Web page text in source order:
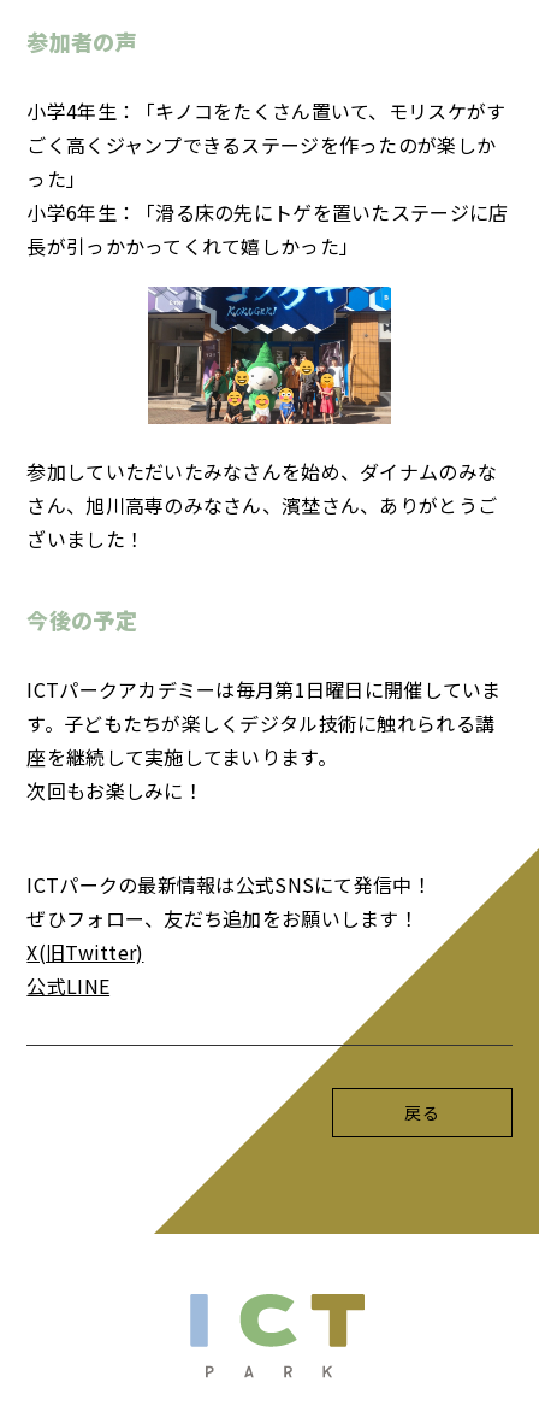
参加者の声
小学4年生：「キノコをたくさん置いて、モリスケがす
ごく高くジャンプできるステージを作ったのが楽しか
った」
小学6年生：「滑る床の先にトゲを置いたステージに店
長が引っかかってくれて嬉しかった」
参加していただいたみなさんを始め、ダイナムのみな
さん、旭川高専のみなさん、濱埜さん、ありがとうご
ざいました！
今後の予定
ICTパークアカデミーは毎月第1日曜日に開催していま
す。子どもたちが楽しくデジタル技術に触れられる講
座を継続して実施してまいります。
次回もお楽しみに！
ICTパークの最新情報は公式SNSにて発信中！
ぜひフォロー、友だち追加をお願いします！
X(旧Twitter)
公式LINE
戻る